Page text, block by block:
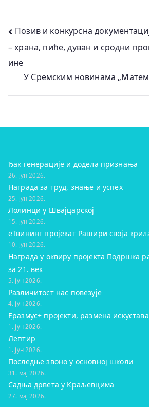
Кретање
чланка
Позив и конкурсна
– храна, пиће, дуван и сродни
ине
У Сремским новинама
Ђак генерације и додела признања
26. јун 2026.
Награда за труд, знање и успех
25. јун 2026.
Лолинци у Швајцарској
15. јун 2026.
eТвининг пројекат Рашири своја
10. јун 2026.
Награда у оквиру пројекта Подршка
за 21. век
5. јун 2026.
Различитост нас повезује
4. јун 2026.
Еразмус+ пројекти, размена искустава
1. јун 2026.
Лептир
1. јун 2026.
Последње звоно у основној школи
31. мај 2026.
Садња дрвета у Краљевцима
27. мај 2026.